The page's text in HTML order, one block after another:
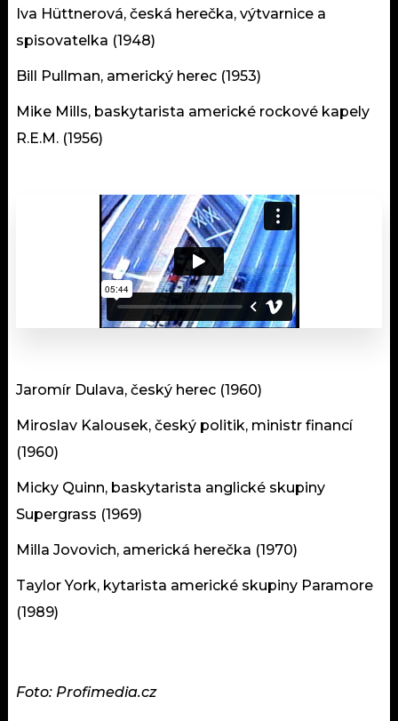
Iva Hüttnerová, česká herečka, výtvarnice a
spisovatelka (1948)
Bill Pullman, americký herec (1953)
Mike Mills, baskytarista americké rockové kapely
R.E.M. (1956)
Jaromír Dulava, český herec (1960)
Miroslav Kalousek, český politik, ministr financí
(1960)
Micky Quinn, baskytarista anglické skupiny
Supergrass (1969)
Milla Jovovich, americká herečka (1970)
Taylor York, kytarista americké skupiny Paramore
(1989)
Foto: Profimedia.cz